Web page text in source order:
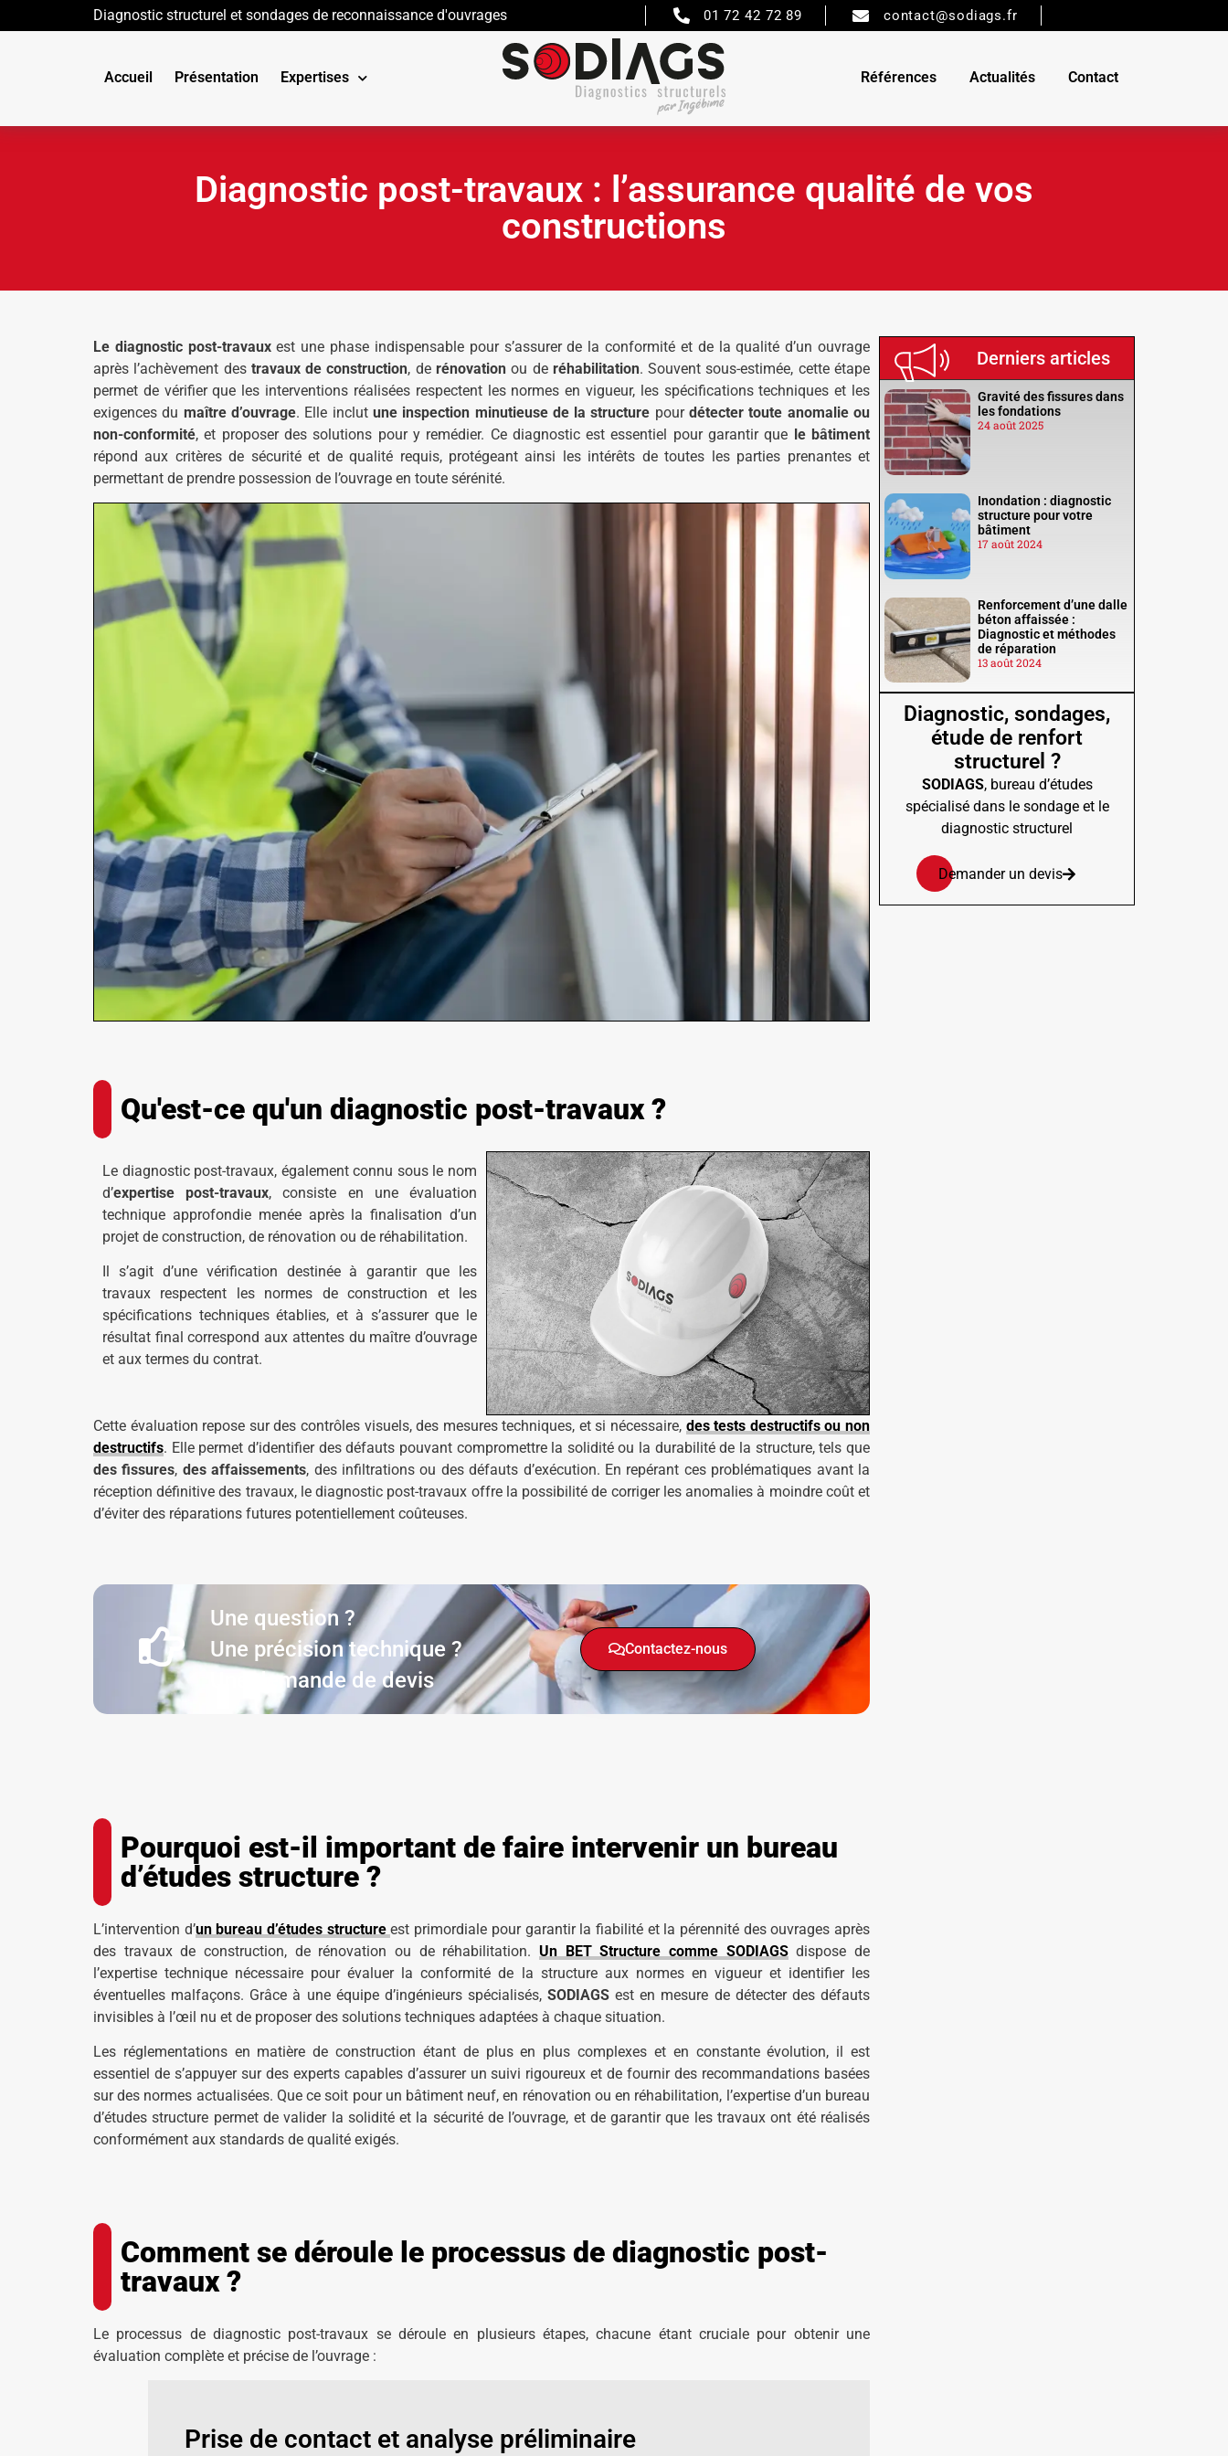
Diagnostic structurel et sondages de reconnaissance d'ouvrages 01 72 42 72 89 contact@sodiags.fr
Accueil Présentation Expertises Références Actualités Contact
Diagnostic post-travaux : l’assurance qualité de vos
constructions
Derniers articles
Gravité des fissures dans
les fondations
24 août 2025
Inondation : diagnostic
structure pour votre
bâtiment
17 août 2024
Renforcement d’une dalle
béton affaissée :
Diagnostic et méthodes
de réparation
13 août 2024
Diagnostic, sondages,
étude de renfort
structurel ?
SODIAGS, bureau d’études
spécialisé dans le sondage et le
diagnostic structurel
Demander un devis
Le diagnostic post-travauxest une phase indispensable pour s’assurer de la conformité et de la qualité d’un ouvrage
après l’achèvement des travaux de construction, derénovation ou de réhabilitation. Souvent sous-estimée, cette étape
permet de vérifier que les interventions réalisées respectent les normes en vigueur, les spécifications techniques et les
exigences du maître d’ouvrage. Elle inclut une inspection minutieuse de la structure pourdétecter toute anomalie ou
non-conformité, et proposer des solutions pour y remédier. Ce diagnostic est essentiel pour garantir que le bâtiment
répond aux critères de sécurité et de qualité requis, protégeant ainsi les intérêts de toutes les parties prenantes et
permettant de prendre possession de l’ouvrage en toute sérénité.
Qu'est-ce qu'un diagnostic post-travaux ?
Le diagnostic post-travaux, également connu sous le nom
d’expertise post-travaux, consiste en une évaluation
technique approfondie menée après la finalisation d’un
projet de construction, de rénovation ou de réhabilitation.
Il s’agit d’une vérification destinée à garantir que les
travaux respectent les normes de construction et les
spécifications techniques établies, et à s’assurer que le
résultat final correspond aux attentes du maître d’ouvrage
et aux termes du contrat.
Cette évaluation repose sur des contrôles visuels, des mesures techniques, et si nécessaire, des tests destructifs ou non
destructifs. Elle permet d’identifier des défauts pouvant compromettre la solidité ou la durabilité de la structure, tels que
des fissures, des affaissements, des infiltrations ou des défauts d’exécution. En repérant ces problématiques avant la
réception définitive des travaux, le diagnostic post-travaux offre la possibilité de corriger les anomalies à moindre coût et
d’éviter des réparations futures potentiellement coûteuses.
Une question ?
Une précision technique ?
Une demande de devis
Contactez-nous
Pourquoi est-il important de faire intervenir un bureau
d’études structure ?
L’intervention d’un bureau d’études structureest primordiale pour garantir la fiabilité et la pérennité des ouvrages après
des travaux de construction, de rénovation ou de réhabilitation. Un BET Structure comme SODIAGSdispose de
l’expertise technique nécessaire pour évaluer la conformité de la structure aux normes en vigueur et identifier les
éventuelles malfaçons. Grâce à une équipe d’ingénieurs spécialisés,SODIAGS est en mesure de détecter des défauts
invisibles à l’œil nu et de proposer des solutions techniques adaptées à chaque situation.
Les réglementations en matière de construction étant de plus en plus complexes et en constante évolution, il est
essentiel de s’appuyer sur des experts capables d’assurer un suivi rigoureux et de fournir des recommandations basées
sur des normes actualisées. Que ce soit pour un bâtiment neuf, en rénovation ou en réhabilitation, l’expertise d’un bureau
d’études structure permet de valider la solidité et la sécurité de l’ouvrage, et de garantir que les travaux ont été réalisés
conformément aux standards de qualité exigés.
Comment se déroule le processus de diagnostic post-
travaux ?
Le processus de diagnostic post-travaux se déroule en plusieurs étapes, chacune étant cruciale pour obtenir une
évaluation complète et précise de l’ouvrage :
Prise de contact et analyse préliminaire